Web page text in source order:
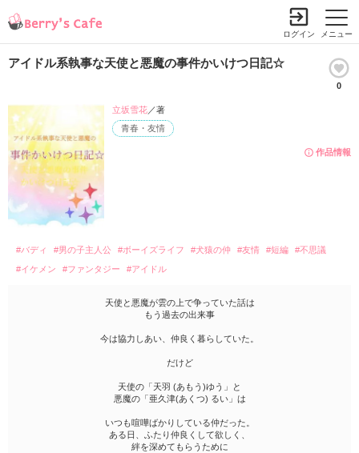
メニュー
ログイン
アイドル系執事な天使と悪魔の事件かいけつ日記☆
0
作品情報
青春・友情
立坂雪花／著
#バディ #男の子主人公 #ボーイズライフ #犬猿の仲 #友情 #短編
#不思議
#イケメン
#ファンタジー #アイドル
天使と悪魔が雲の上で争っていた話は
もう過去の出来事
今は協力しあい、仲良く暮らしていた。
だけど
天使の「天羽 (あもう)ゆう」と
悪魔の「亜久津(あくつ) るい」は
いつも喧嘩ばかりしている仲だった。
ある日、ふたり仲良くして欲しく、
絆を深めてもらうために